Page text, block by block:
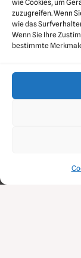
wie Cookies, um
zuzugreifen. Wenn
wie das
Wenn Sie Ihre
bestimmte
Telefon: